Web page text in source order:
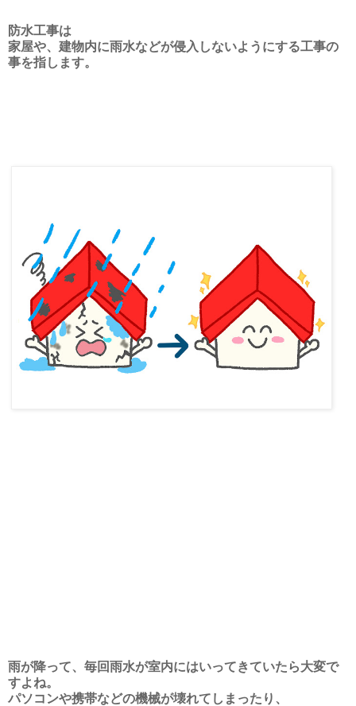
防水工事は
家屋や、建物内に雨水などが侵入しないようにする工事の
事を指します。
雨が降って、毎回雨水が室内にはいってきていたら大変で
すよね。
パソコンや携帯などの機械が壊れてしまったり、